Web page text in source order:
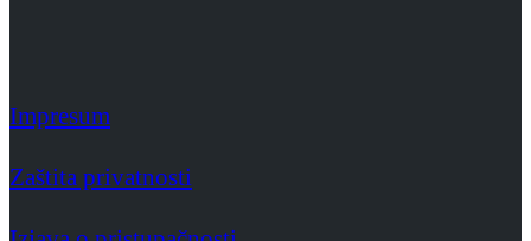
Impresum
Zaštita privatnosti